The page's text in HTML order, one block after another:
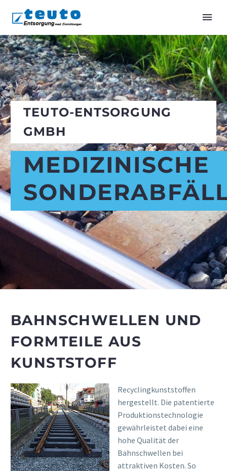
TEUTO-ENTSORGUNG
GMBH
MEDIZINISCHE
BAHNSCHWELLEN UND
FORMTEILE AUS
KUNSTSTOFF
Recyclingkunststoffen
hergestellt. Die patentierte
Produktionstechnologie
gewährleistet dabei eine
hohe Qualität der
Bahnschwellen bei
attraktiven Kosten. So